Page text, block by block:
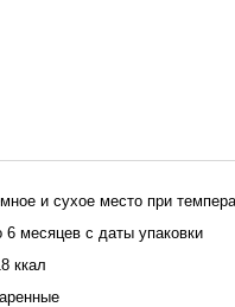
и сухое место при
6 месяцев с даты упаковки
ккал